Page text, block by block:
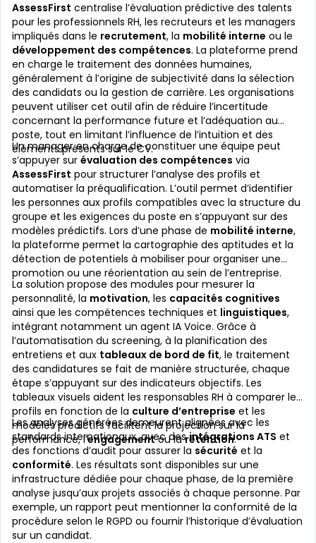
AssessFirst centralise l’évaluation prédictive des talents
pour les professionnels RH, les recruteurs et les managers
impliqués dans le recrutement, la mobilité interne ou le
développement des compétences. La plateforme prend
en charge le traitement des données humaines,
généralement à l’origine de subjectivité dans la sélection
des candidats ou la gestion de carrière. Les organisations
peuvent utiliser cet outil afin de réduire l’incertitude
concernant la performance future et l’adéquation au
poste, tout en limitant l’influence de l’intuition et des
éléments présents sur le CV.
Un manager en charge de constituer une équipe peut
s’appuyer sur évaluation des compétences via
AssessFirst pour structurer l’analyse des profils et
automatiser la préqualification. L’outil permet d’identifier
les personnes aux profils compatibles avec la structure du
groupe et les exigences du poste en s’appuyant sur des
modèles prédictifs. Lors d’une phase de mobilité interne,
la plateforme permet la cartographie des aptitudes et la
détection de potentiels à mobiliser pour organiser une
promotion ou une réorientation au sein de l’entreprise.
La solution propose des modules pour mesurer la
personnalité, la motivation, les capacités cognitives
ainsi que les compétences techniques et linguistiques,
intégrant notamment un agent IA Voice. Grâce à
l’automatisation du screening, à la planification des
entretiens et aux tableaux de bord de fit, le traitement
des candidatures se fait de manière structurée, chaque
étape s’appuyant sur des indicateurs objectifs. Les
tableaux visuels aident les responsables RH à comparer les
profils en fonction de la culture d’entreprise et les
modèles prédictifs facilitent la projection sur la
performance, l’engagementou larétention.
Les analyses générées demeurent alignées avec les
standards internationaux, avec desintégrations ATS et
des fonctions d’audit pour assurer la sécurité et la
conformité. Les résultats sont disponibles sur une
infrastructure dédiée pour chaque phase, de la première
analyse jusqu’aux projets associés à chaque personne. Par
exemple, un rapport peut mentionner la conformité de la
procédure selon le RGPD ou fournir l’historique d’évaluation
sur un candidat.